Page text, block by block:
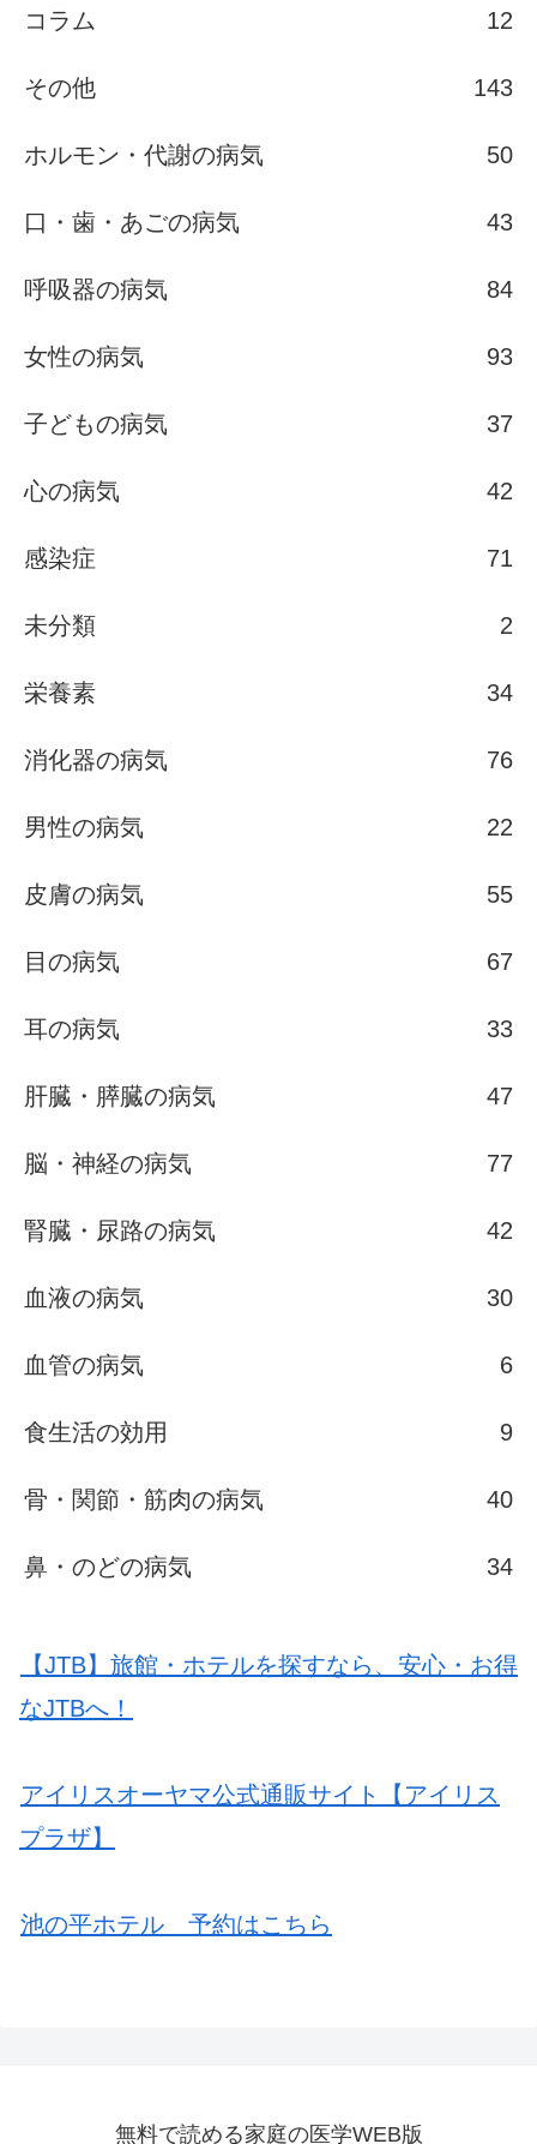
コラム 12
その他 143
ホルモン・代謝の病気 50
口・歯・あごの病気 43
呼吸器の病気 84
女性の病気 93
子どもの病気 37
心の病気 42
感染症 71
未分類 2
栄養素 34
消化器の病気 76
男性の病気 22
皮膚の病気 55
目の病気 67
耳の病気 33
肝臓・膵臓の病気 47
脳・神経の病気 77
腎臓・尿路の病気 42
血液の病気 30
血管の病気 6
食生活の効用 9
骨・関節・筋肉の病気 40
鼻・のどの病気 34
【JTB】旅館・ホテルを探すなら、安心・お得
なJTBへ！
アイリスオーヤマ公式通販サイト【アイリス
プラザ】
池の平ホテル 予約はこちら
無料で読める家庭の医学WEB版